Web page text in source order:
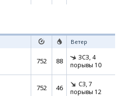
Ветер
752 88 ЗСЗ, 4
порывы 10
752 46 СЗ, 7
порывы 12